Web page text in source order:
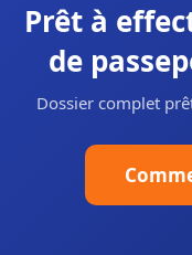
Prêt à
de
Dossier complet